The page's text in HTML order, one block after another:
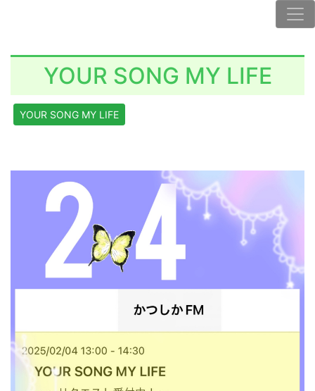
YOUR SONG MY LIFE
YOUR SONG MY LIFE